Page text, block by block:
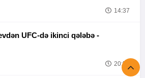
14:37
Tofiq Musayevdən UFC-də ikinci qələbə -
20:52